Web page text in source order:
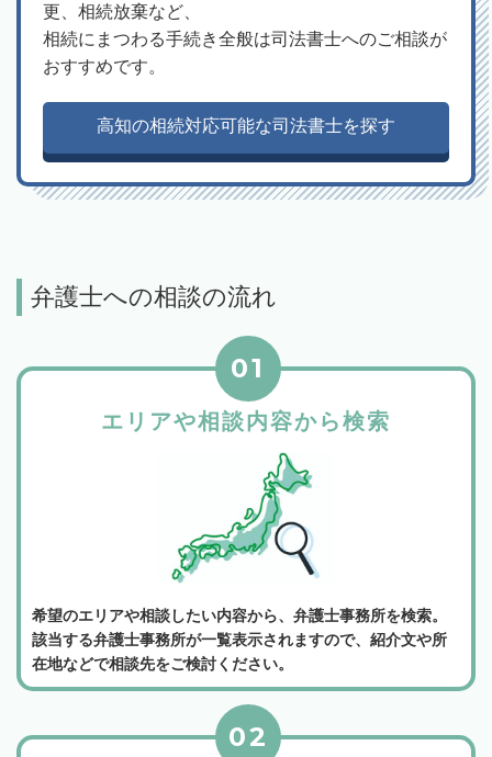
更、相続放棄など、
相続にまつわる手続き全般は司法書士へのご相談が
おすすめです。
高知の相続対応可能な司法書士を探す
弁護士への相談の流れ
エリアや相談内容から検索
01
希望のエリアや相談したい内容から、弁護士事務所を検索。
該当する弁護士事務所が一覧表示されますので、紹介文や所
在地などで相談先をご検討ください。
02